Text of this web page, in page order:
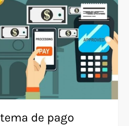
de pago